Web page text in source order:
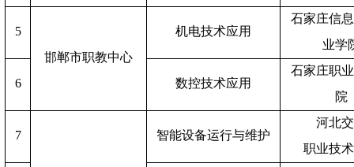
5
邯郸市职教中心
机电技术应用
石家庄信
业学
6 数控技术应用
石家庄职
院
7 智能设备运行与维护
河北
职业技